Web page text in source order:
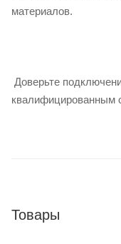
материалов.
Доверьте
квалифицированным
Товары